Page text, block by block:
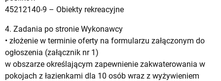
45212140-9 – Obiekty rekreacyjne
4. Zadania po stronie Wykonawcy
• złożenie w terminie oferty na formularzu załączonym do
ogłoszenia (załącznik nr 1)
w obszarze określającym zapewnienie zakwaterowania w
pokojach z łazienkami dla 10 osób wraz z wyżywieniem